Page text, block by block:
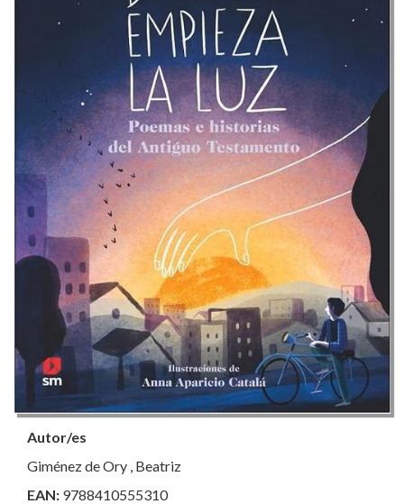
Autor/es
Giménez de Ory , Beatriz
EAN: 9788410555310